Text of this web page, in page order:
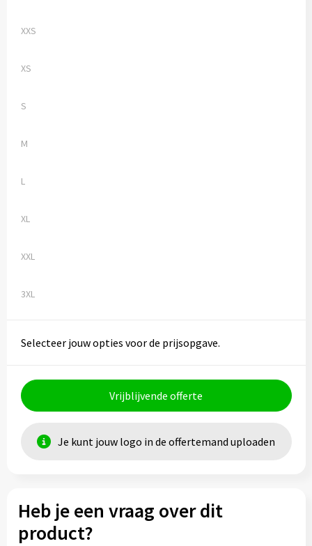
XXS
XS
S
M
L
XL
XXL
3XL
Selecteer jouw opties voor de prijsopgave.
Vrijblijvende offerte
Je kunt jouw logo in de offertemand uploaden
Heb je een vraag over dit
product?